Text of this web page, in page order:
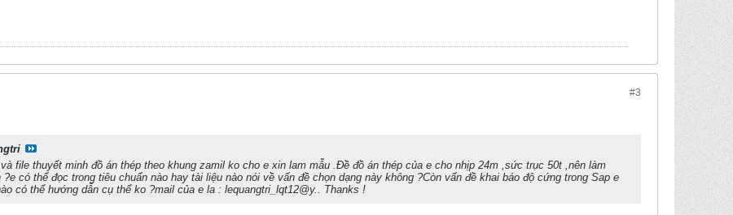
#3
file thuyết minh đồ án thép theo khung zamil ko cho e xin lam mẫu .Đề đồ án thép của e cho nhịp 24m ,sức trục 50t ,nên làm
có thể đọc trong tiêu chuẩn nào hay tài liệu nào nói về vấn đề chọn dạng này không ?Còn vấn đề khai báo độ cứng trong Sap e
có thể hướng dẫn cụ thể ko ?mail của e la : lequangtri_lqt12@y.. Thanks !